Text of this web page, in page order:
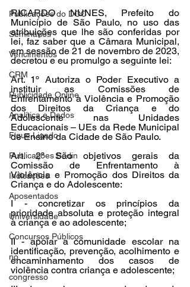
Publicações do DOC
Seminários
Vencimentos
CRM
Publicidade Online
Analítica e Dados
Fique Ligado
Publicações Sedin
Indicações
Aposentados
Universidade
Concursos Públicos
no
congresso
RICARDO NUNES, Prefeito do
Município de São Paulo, no uso das
atribuições que lhe são conferidas por
lei, faz saber que a Câmara Municipal,
em sessão de 21 de novembro de 2023,
decretou e eu promulgo a seguinte lei:
Art. 1º Autoriza o Poder Executivo a
instituir as Comissões de
Enfrentamento à Violência e Promoção
dos Direitos da Criança e do
Adolescente nas Unidades
Educacionais – UEs da Rede Municipal
de Ensino da Cidade de São Paulo.
Art. 2º São objetivos gerais da
Comissão de Enfrentamento à
Violência e Promoção dos Direitos da
Criança e do Adolescente:
I - concretizar os princípios da
prioridade absoluta e proteção integral
à criança e ao adolescente;
II - apoiar a comunidade escolar na
identificação, prevenção, acolhimento e
encaminhamento dos casos de
violência contra criança e adolescente;